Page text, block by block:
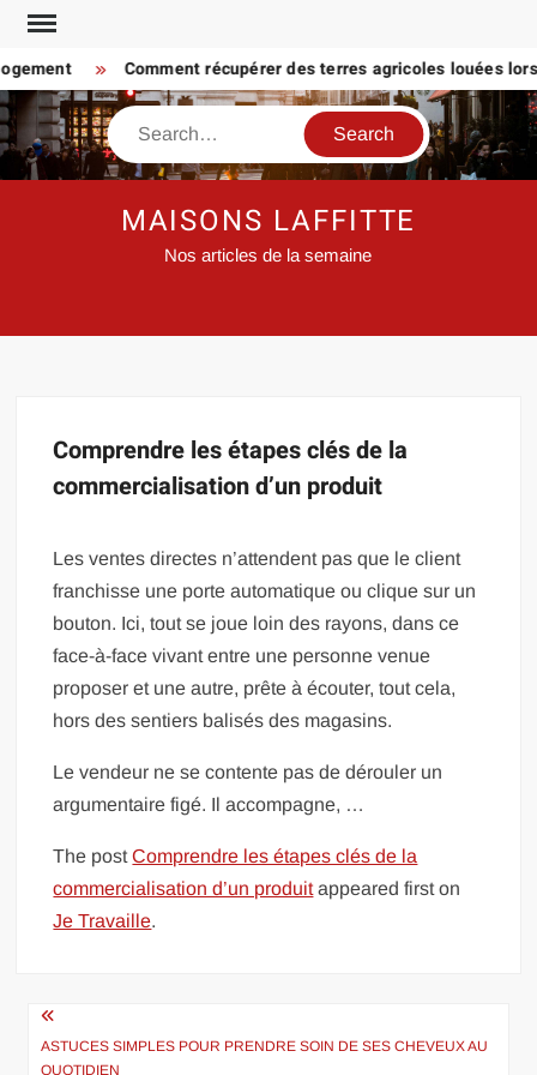
Skip
content
Comment récupérer des terres agricoles louées
Search
MAISONS LAFFITTE
Nos articles de la semaine
Comprendre les étapes clés de la
commercialisation d’un produit
Les ventes directes n’attendent pas que le client
franchisse une porte automatique ou clique sur un
bouton. Ici, tout se joue loin des rayons, dans ce
face-à-face vivant entre une personne venue
proposer et une autre, prête à écouter, tout cela,
hors des sentiers balisés des magasins.
Le vendeur ne se contente pas de dérouler un
argumentaire figé. Il accompagne, …
The postComprendre les étapes clés de la
commercialisation d’un produitappeared first on
Je Travaille.
Navigation
de
ASTUCES SIMPLES POUR PRENDRE SOIN DE SES CHEVEUX AU
QUOTIDIEN